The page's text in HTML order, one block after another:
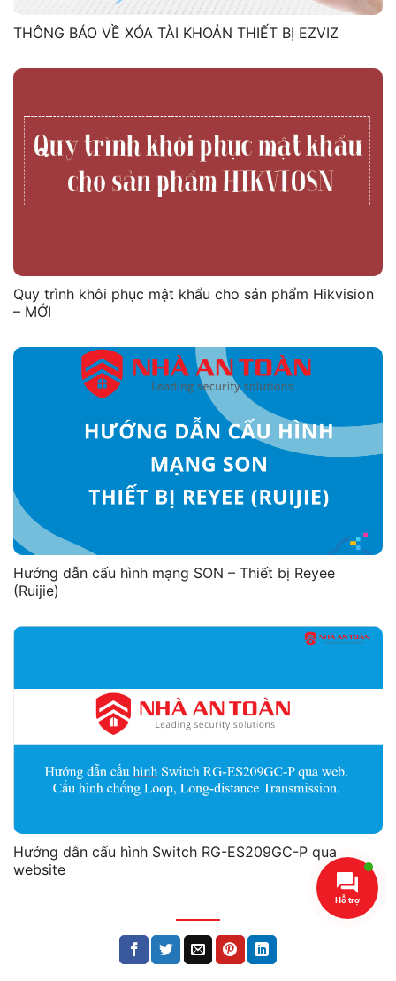
THÔNG BÁO VỀ XÓA TÀI KHOẢN THIẾT BỊ EZVIZ
Quy trình khôi phục mật khẩu cho sản phẩm Hikvision
– MỚI
Hướng dẫn cấu hình mạng SON – Thiết bị Reyee
(Ruijie)
Hướng dẫn cấu hình Switch RG-ES209GC-P qua
website
Hỗ trợ